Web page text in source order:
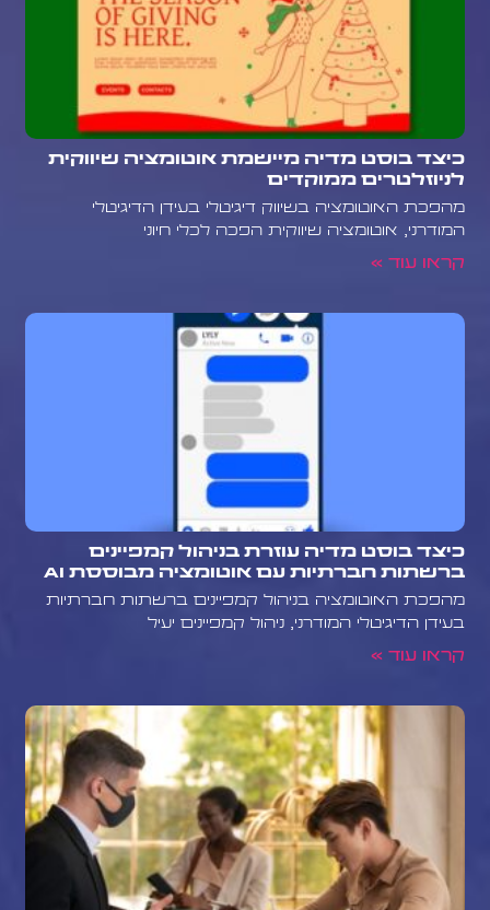
כיצד בוסט מדיה מיישמת אוטומציה שיווקית
לניוזלטרים ממוקדים
מהפכת האוטומציה בשיווק דיגיטלי בעידן הדיגיטלי
המודרני, אוטומציה שיווקית הפכה לכלי חיוני
קראו עוד »
כיצד בוסט מדיה עוזרת בניהול קמפיינים
ברשתות חברתיות עם אוטומציה מבוססת AI
מהפכת האוטומציה בניהול קמפיינים ברשתות חברתיות
בעידן הדיגיטלי המודרני, ניהול קמפיינים יעיל
קראו עוד »